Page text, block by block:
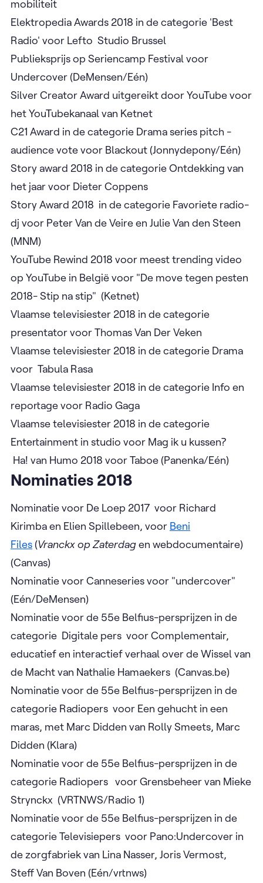
mobiliteit
Elektropedia Awards 2018 in de categorie 'Best
Radio' voor Lefto Studio Brussel
Publieksprijs op Seriencamp Festival voor
Undercover (DeMensen/Eén)
Silver Creator Award uitgereikt door YouTube voor
het YouTubekanaal van Ketnet
C21 Award in de categorie Drama series pitch -
audience vote voor Blackout (Jonnydepony/Eén)
Story award 2018 in de categorie Ontdekking van
het jaar voor Dieter Coppens
Story Award 2018 in de categorie Favoriete radio-
dj voor Peter Van de Veire en Julie Van den Steen
(MNM)
YouTube Rewind 2018 voor meest trending video
op YouTube in België voor "De move tegen pesten
2018- Stip na stip" (Ketnet)
Vlaamse televisiester 2018 in de categorie
presentator voor Thomas Van Der Veken
Vlaamse televisiester 2018 in de categorie Drama
voor Tabula Rasa
Vlaamse televisiester 2018 in de categorie Info en
reportage voor Radio Gaga
Vlaamse televisiester 2018 in de categorie
Entertainment in studio voor Mag ik u kussen?
Ha! van Humo 2018 voor Taboe (Panenka/Eén)
Nominaties 2018
Nominatie voor De Loep 2017 voor Richard
Kirimba en Elien Spillebeen, voor Beni
Files(Vranckx op Zaterdagen webdocumentaire)
(Canvas)
Nominatie voor Canneseries voor "undercover"
(Eén/DeMensen)
Nominatie voor de 55e Belfius-persprijzen in de
categorie Digitale pers voor Complementair,
educatief en interactief verhaal over de Wissel van
de Macht van Nathalie Hamaekers (Canvas.be)
Nominatie voor de 55e Belfius-persprijzen in de
categorie Radiopers voor Een gehucht in een
maras, met Marc Didden van Rolly Smeets, Marc
Didden (Klara)
Nominatie voor de 55e Belfius-persprijzen in de
categorie Radiopers voor Grensbeheer van Mieke
Strynckx (VRTNWS/Radio 1)
Nominatie voor de 55e Belfius-persprijzen in de
categorie Televisiepers voor Pano:Undercover in
de zorgfabriek van Lina Nasser, Joris Vermost,
Steff Van Boven (Eén/vrtnws)